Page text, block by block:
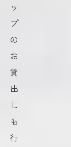
ッ
プ
の
お
貸
出
し
も
行